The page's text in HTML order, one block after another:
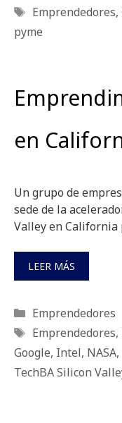
Etiquetas
Emprendedores,
pyme
en
Un grupo de
sede de la
Valley en
LEER MÁS
Categorías
Emprendedores
Etiquetas
Emprendedores,
Google, Intel, NASA,
TechBA Silicon